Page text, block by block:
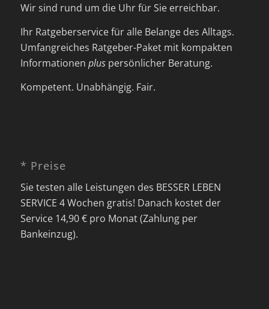
Wir sind rund um die Uhr für Sie erreichbar.
Ihr Ratgeberservice für alle Belange des Alltags.
Umfangreiches Ratgeber-Paket mit kompakten
Informationen pluspersönlicher Beratung.
Kompetent. Unabhängig. Fair.
* Preise
Sie testen alle Leistungen des BESSER LEBEN
SERVICE 4 Wochen gratis! Danach kostet der
Service 14,90 € pro Monat (Zahlung per
Bankeinzug).